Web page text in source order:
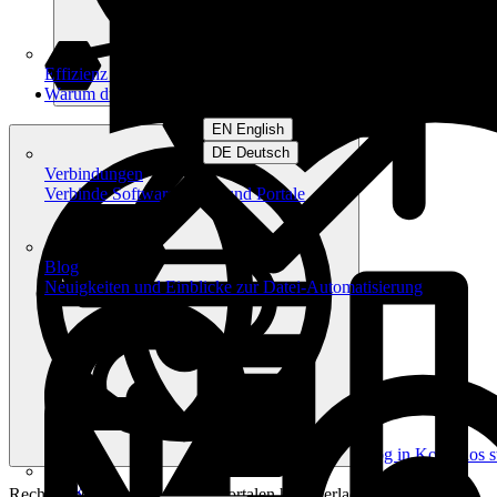
Verbindungen
Verbinde Software, Apps und Portale
Workflows
Effizienz am Arbeitsplatz
Warum du filehub nutzen solltest
Blog
Neuigkeiten und Einblicke zur Datei-Automatisierung
EN English
DE Deutsch
Log inKostenlos